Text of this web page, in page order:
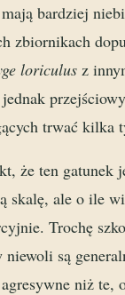
bardziej
zbiornikach
loriculus z
trwać kilka
że ten gatunek
skalę, ale o ile
Trochę
są
niż te,